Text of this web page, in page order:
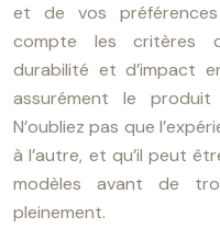
et de vos
compte les critères
durabilité et d’impact
assurément le
N’oubliez pas que
à l’autre, et qu’il peut
modèles avant de
pleinement.